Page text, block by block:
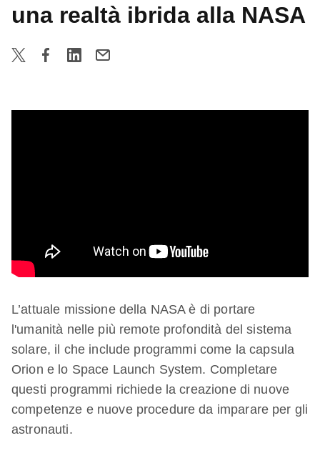
una realtà ibrida alla NASA
L’attuale missione della NASA è di portare
l'umanità nelle più remote profondità del sistema
solare, il che include programmi come la capsula
Orion e lo Space Launch System. Completare
questi programmi richiede la creazione di nuove
competenze e nuove procedure da imparare per gli
astronauti.